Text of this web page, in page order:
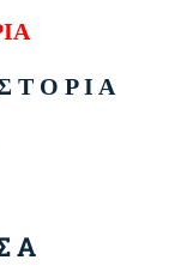
Τ Ο Ρ Ι Α
Α